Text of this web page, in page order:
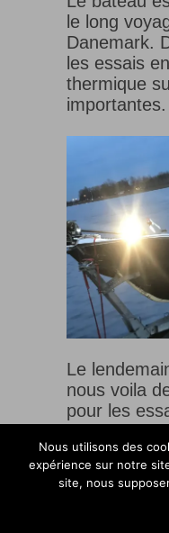
le long
Danemark.
les essais
thermique
importantes.
Le
nous voila
pour les
passe
Nous utilisons des
expérience sur notre
site, nous